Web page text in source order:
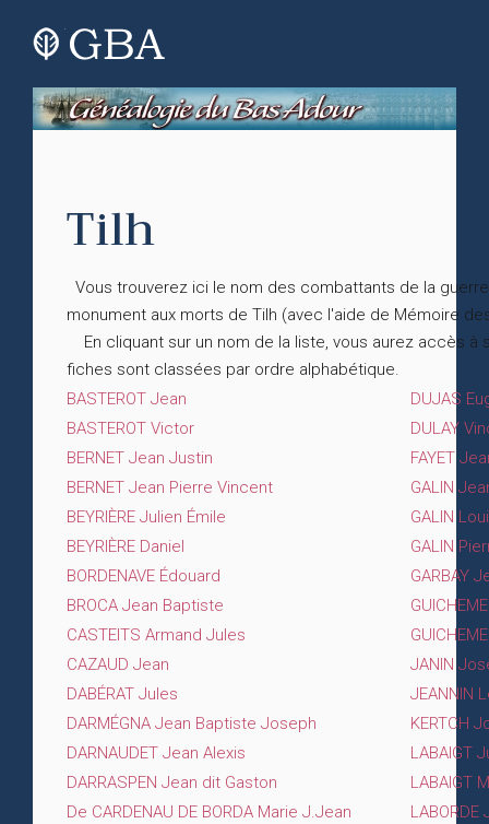
Tilh
Vous trouverez ici le nom des combattants de la
monument aux morts de Tilh (avec l'aide de Mémoire
En cliquant sur un nom de la liste, vous aurez accès à
fiches sont classées par ordre alphabétique.
BASTEROT Jean
DUJAS
BASTEROT Victor
DULAY
BERNET Jean Justin
FAYET
BERNET Jean Pierre Vincent
GALIN
BEYRIÈRE Julien Émile
GALIN
BEYRIÈRE Daniel
GALIN
BORDENAVE Édouard
GARBAY
BROCA Jean Baptiste
CASTEITS Armand Jules
CAZAUD Jean
JANIN
DABÉRAT Jules
JEANNIN
DARMÉGNA Jean Baptiste Joseph
KERTCH
DARNAUDET Jean Alexis
LABAIGT
DARRASPEN Jean dit Gaston
LABAIGT
De CARDENAU DE BORDA Marie J.Jean